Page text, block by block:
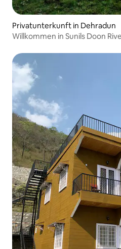
Privatunterkunft in Dehradun
Willkommen in Sunils Doon